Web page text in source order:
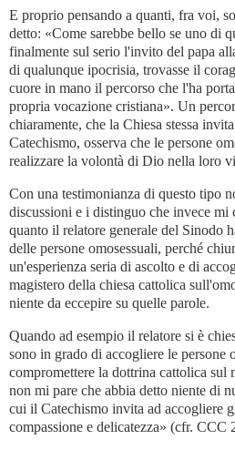
E proprio pensando a quanti, fra voi,
detto: «Come sarebbe bello se uno di
finalmente sul serio l'invito del papa
di qualunque ipocrisia, trovasse il
cuore in mano il percorso che l'ha
propria vocazione cristiana». Un
chiaramente, che la Chiesa stessa
Catechismo, osserva che le persone
realizzare la volontà di Dio nella loro
Con una testimonianza di questo tipo
discussioni e i distinguo che invece mi
quanto il relatore generale del Sinodo
delle persone omosessuali, perché
un'esperienza seria di ascolto e di
magistero della chiesa cattolica
niente da eccepire su quelle parole.
Quando ad esempio il relatore si è
sono in grado di accogliere le persone
compromettere la dottrina cattolica sul
non mi pare che abbia detto niente di
cui il Catechismo invita ad accogliere
compassione e delicatezza» (cfr. CCC